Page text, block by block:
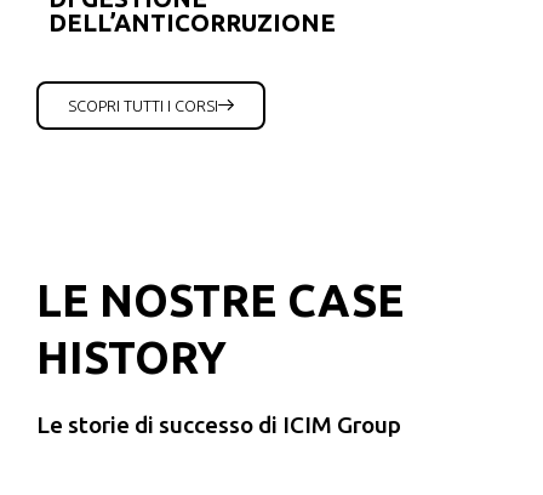
DELL’ANTICORRUZIONE
SCOPRI TUTTI I CORSI
LE NOSTRE CASE
HISTORY
Le storie di successo di ICIM Group